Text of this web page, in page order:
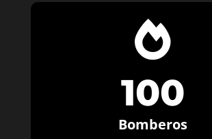

100
Bomberos